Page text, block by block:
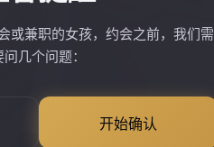
或兼职的女孩，约会之前，我们需
问几个问题：
开始确认